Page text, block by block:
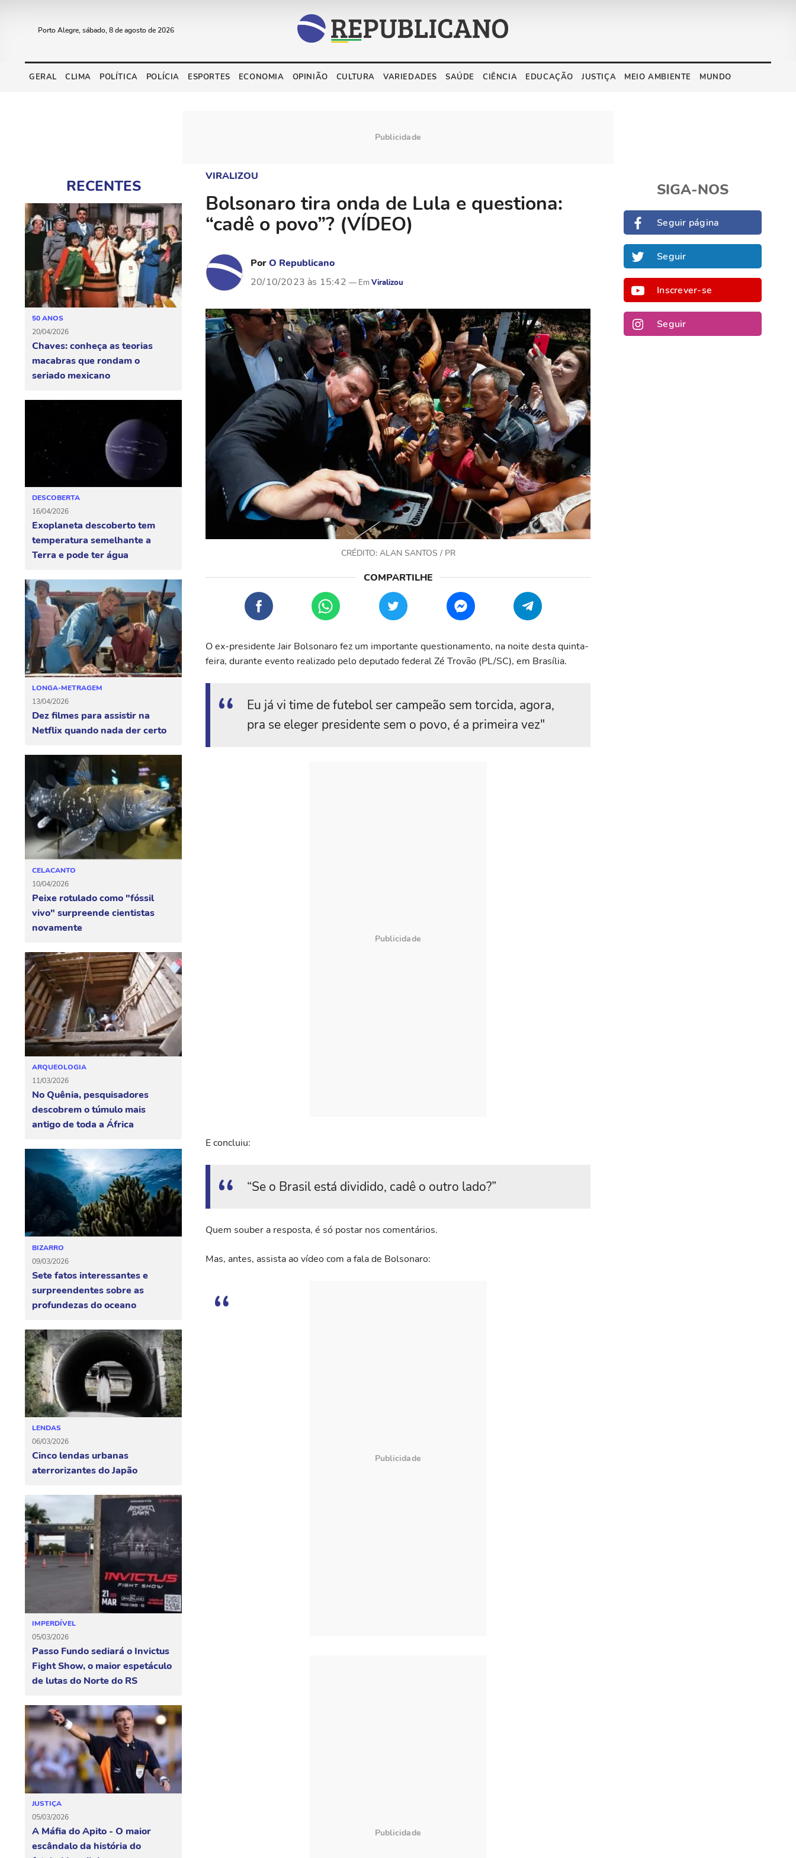
Porto Alegre, sábado, 8 de agosto de 2026
GERAL CLIMA POLÍTICA POLÍCIA ESPORTES ECONOMIA OPINIÃO CULTURA VARIEDADES SAÚDE CIÊNCIA EDUCAÇÃO JUSTIÇA MEIO AMBIENTE MUNDO
RECENTES
50 ANOS
20/04/2026
Chaves: conheça as teorias
macabras que rondam o
seriado mexicano
DESCOBERTA
16/04/2026
Exoplaneta descoberto tem
temperatura semelhante a
Terra e pode ter água
LONGA-METRAGEM
13/04/2026
Dez filmes para assistir na
Netflix quando nada der certo
CELACANTO
10/04/2026
Peixe rotulado como "fóssil
vivo" surpreende cientistas
novamente
ARQUEOLOGIA
11/03/2026
No Quênia, pesquisadores
descobrem o túmulo mais
antigo de toda a África
BIZARRO
09/03/2026
Sete fatos interessantes e
surpreendentes sobre as
profundezas do oceano
LENDAS
06/03/2026
Cinco lendas urbanas
aterrorizantes do Japão
IMPERDÍVEL
05/03/2026
Passo Fundo sediará o Invictus
Fight Show, o maior espetáculo
de lutas do Norte do RS
JUSTIÇA
05/03/2026
A Máfia do Apito - O maior
escândalo da história do
VIRALIZOU
Bolsonaro tira onda de Lula e questiona:
“cadê o povo”? (VÍDEO)
PorO Republicano
20/10/2023 às 15:42
Viralizou
CRÉDITO: ALAN SANTOS / PR
O ex-presidente Jair Bolsonaro fez um importante questionamento, na noite desta quinta-
feira, durante evento realizado pelo deputado federal Zé Trovão (PL/SC), em Brasília.
Eu já vi time de futebol ser campeão sem torcida, agora,
pra se eleger presidente sem o povo, é a primeira vez"
E concluiu:
“Se o Brasil está dividido, cadê o outro lado?”
Quem souber a resposta, é só postar nos comentários.
Mas, antes, assista ao vídeo com a fala de Bolsonaro:
SIGA-NOS
Seguir página
Seguir
Inscrever-se
Seguir